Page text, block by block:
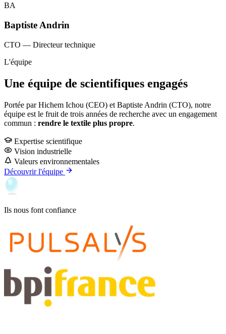
BA
Baptiste Andrin
CTO — Directeur technique
L'équipe
Une équipe de scientifiques engagés
Portée par Hichem Ichou (CEO) et Baptiste Andrin (CTO), notre
équipe est le fruit de trois années de recherche avec un engagement
commun : rendre le textile plus propre.
Expertise scientifique
Vision industrielle
Valeurs environnementales
Découvrir l'équipe
Ils nous font confiance